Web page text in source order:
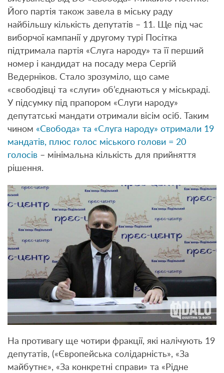
Його партія також завела в міську раду
найбільшу кількість депутатів – 11. Ще під час
виборчої кампанії у другому турі Посітка
підтримала партія «Слуга народу» та її перший
номер і кандидат на посаду мера Сергій
Ведерніков. Стало зрозуміло, що саме
«свободівці та «слуги» об’єднаються у міськраді.
У підсумку під прапором «Слуги народу»
депутатські мандати отримали вісім осіб. Таким
чином «Свобода» та «Слуга народу» отримали 19
мандатів, плюс голос міського голови = 20
голосів – мінімальна кількість для прийняття
рішення.
На противагу ще чотири фракції, які налічують 19
депутатів, («Європейська солідарність», «За
майбутнє», «За конкретні справи» та «Рідне